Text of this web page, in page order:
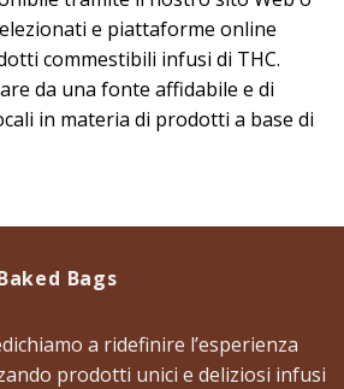
e piattaforme online
commestibili infusi di THC.
da una fonte affidabile e di
in materia di prodotti a base di
Bags
a ridefinire l’esperienza
prodotti unici e deliziosi infusi